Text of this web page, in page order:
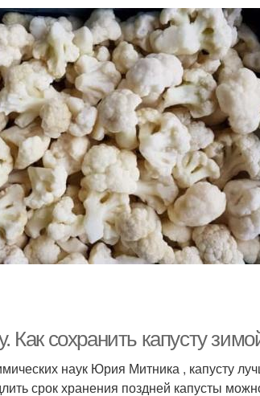
Как сохранить капусту
наук Юрия Митника , капусту
срок хранения поздней капусты